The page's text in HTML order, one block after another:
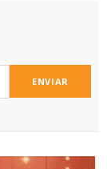
ENVIAR